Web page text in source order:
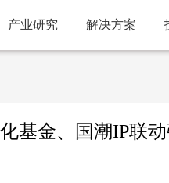
产业研究 解决方案
基金、国潮IP联